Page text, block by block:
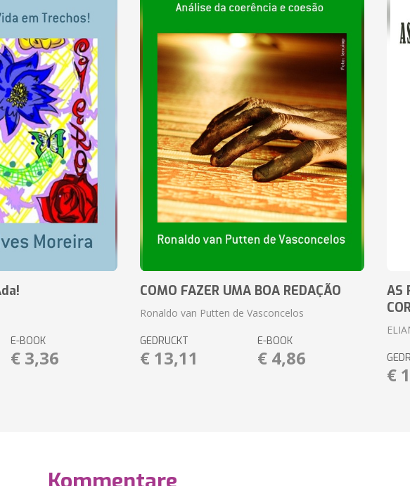
E-BOOK
€ 3,36
COMO FAZER UMA BOA REDAÇÃO
Ronaldo van Putten de Vasconcelos
GEDRUCKT
€ 13,11
E-BOOK
€ 4,86
AS
€